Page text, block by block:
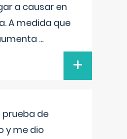
a causar en
A medida que
...
+
prueba de
y me dio